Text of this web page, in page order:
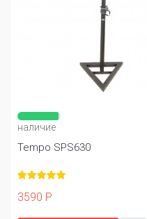
наличие
Tempo SPS630
3590 Р